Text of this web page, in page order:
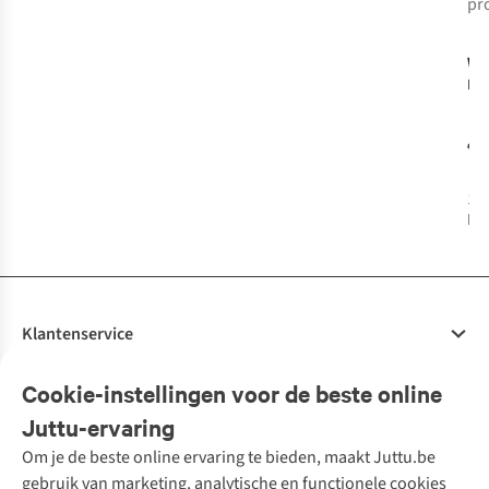
1
Cookie-instellingen voor de beste online
Juttu-ervaring
Om je de beste online ervaring te bieden, maakt Juttu.be
gebruik van marketing, analytische en functionele cookies
Klantenservice
Bestellen
Betalen
10% studentenkorting
Onze diensten
Tweedehands - ReJUsed
Kledingatelier
Juttu